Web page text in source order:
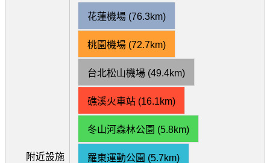
附近設施
花蓮機場 (76.3km)
桃園機場 (72.7km)
台北松山機場 (49.4km)
礁溪火車站 (16.1km)
冬山河森林公園 (5.8km)
羅東運動公園 (5.7km)